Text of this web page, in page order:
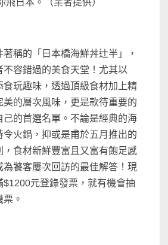
飛日本。（業者提供）
稱的「日本橋海鮮丼辻半」，
不容錯過的美食天堂！尤其以
食玩趣味，透過頂級食材加上精
美的層次風味，更是款待重要的
己的首選名單。不論是經典的海
令火鍋，抑或是甫於五月推出的
，食材新鮮豐富且又富有飽足感
為饕客屢次回訪的最佳解答！現
$1200元登錄發票，就有機會抽
。